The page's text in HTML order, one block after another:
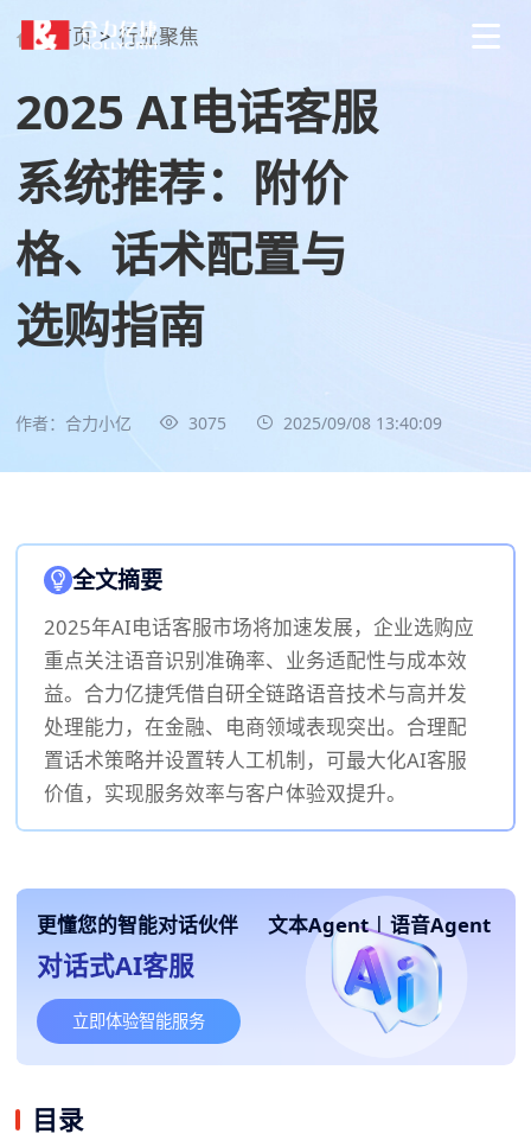
首页 > 行业聚焦
2025 AI电话客服
系统推荐：附价
格、话术配置与
选购指南
作者：合力小亿 3075 2025/09/08 13:40:09
全文摘要
2025年AI电话客服市场将加速发展，企业选购应
重点关注语音识别准确率、业务适配性与成本效
益。合力亿捷凭借自研全链路语音技术与高并发
处理能力，在金融、电商领域表现突出。合理配
置话术策略并设置转人工机制，可最大化AI客服
价值，实现服务效率与客户体验双提升。
更懂您的智能对话伙伴 文本Agent | 语音Agent
对话式AI客服
立即体验智能服务
目录